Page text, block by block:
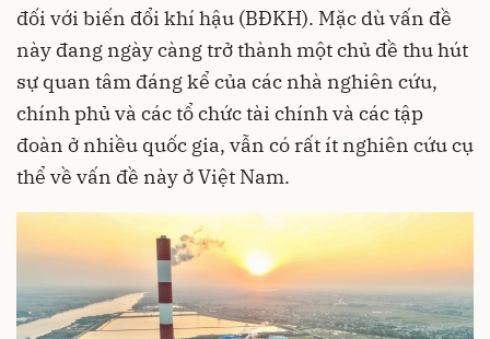
đối với biến đổi khí hậu (BĐKH). Mặc dù vấn đề
này đang ngày càng trở thành một chủ đề thu hút
sự quan tâm đáng kể của các nhà nghiên cứu,
chính phủ và các tổ chức tài chính và các tập
đoàn ở nhiều quốc gia, vẫn có rất ít nghiên cứu cụ
thể về vấn đề này ở Việt Nam.